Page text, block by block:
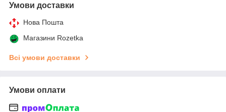
Умови доставки
Нова Пошта
Магазини Rozetka
Всі умови доставки
Умови оплати